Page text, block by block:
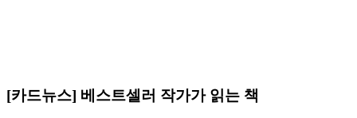
[카드뉴스] 베스트셀러 작가가 읽는 책